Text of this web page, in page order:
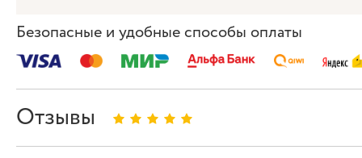
Безопасные и удобные способы оплаты
Отзывы